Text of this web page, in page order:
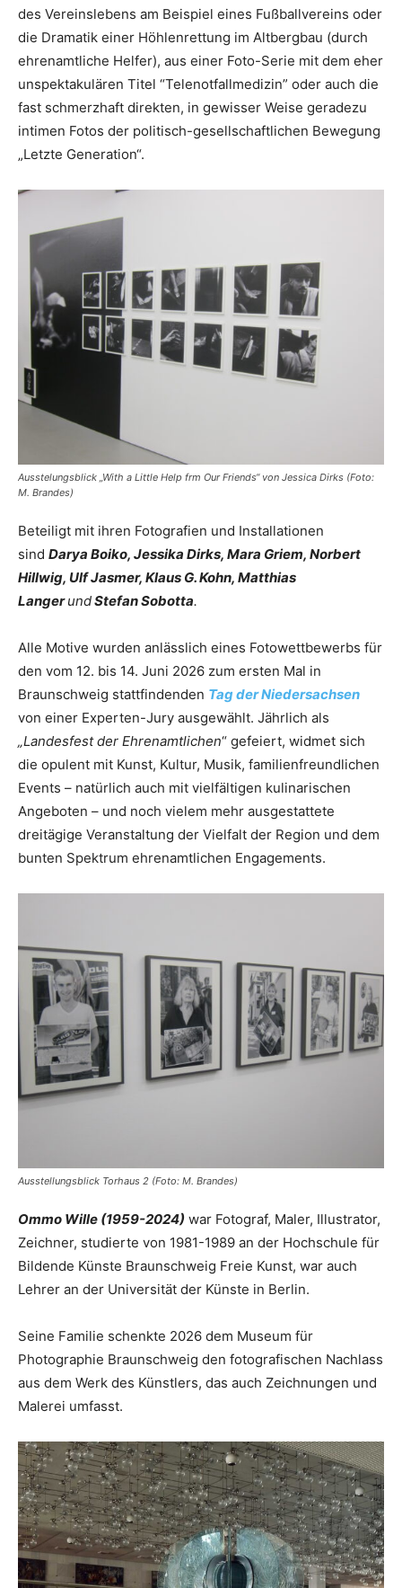
des Vereinslebens am Beispiel eines Fußballvereins oder
die Dramatik einer Höhlenrettung im Altbergbau (durch
ehrenamtliche Helfer), aus einer Foto-Serie mit dem eher
unspektakulären Titel “Telenotfallmedizin” oder auch die
fast schmerzhaft direkten, in gewisser Weise geradezu
intimen Fotos der politisch-gesellschaftlichen Bewegung
„Letzte Generation“.
Ausstelungsblick „With a Little Help frm Our Friends“ von Jessica Dirks (Foto:
M. Brandes)
Beteiligt mit ihren Fotografien und Installationen
sind Darya Boiko, Jessika Dirks, Mara Griem, Norbert
Hillwig, Ulf Jasmer, Klaus G. Kohn, Matthias
LangerundStefan Sobotta.
Alle Motive wurden anlässlich eines Fotowettbewerbs für
den vom 12. bis 14. Juni 2026 zum ersten Mal in
Braunschweig stattfindenden Tag der Niedersachsen
von einer Experten-Jury ausgewählt. Jährlich als
„Landesfest der Ehrenamtlichen“ gefeiert, widmet sich
die opulent mit Kunst, Kultur, Musik, familienfreundlichen
Events – natürlich auch mit vielfältigen kulinarischen
Angeboten – und noch vielem mehr ausgestattete
dreitägige Veranstaltung der Vielfalt der Region und dem
bunten Spektrum ehrenamtlichen Engagements.
Ausstellungsblick Torhaus 2 (Foto: M. Brandes)
Ommo Wille (1959-2024) war Fotograf, Maler, Illustrator,
Zeichner, studierte von 1981-1989 an der Hochschule für
Bildende Künste Braunschweig Freie Kunst, war auch
Lehrer an der Universität der Künste in Berlin.
Seine Familie schenkte 2026 dem Museum für
Photographie Braunschweig den fotografischen Nachlass
aus dem Werk des Künstlers, das auch Zeichnungen und
Malerei umfasst.